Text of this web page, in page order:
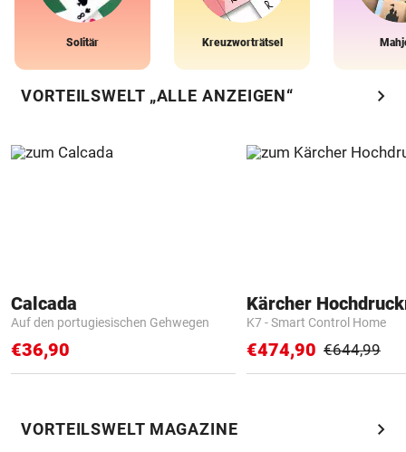
Solitär Kreuzworträtsel
VORTEILSWELT „ALLE ANZEIGEN“ chevron_right
Calcada
Auf den portugiesischen Gehwegen
€36,90
Kärcher
K7 - Smart Control Home
€474,90 €644,99
VORTEILSWELT MAGAZINE chevron_right